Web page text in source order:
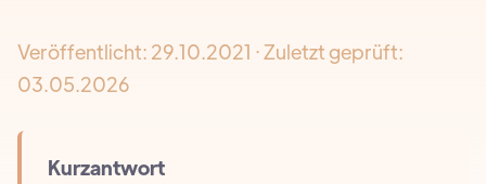
Veröffentlicht: 29.10.2021 · Zuletzt geprüft:
03.05.2026
Kurzantwort